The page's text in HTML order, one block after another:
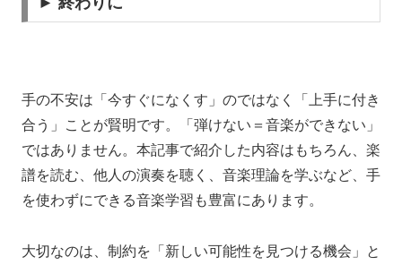
手の不安は 「今すぐになくす」のではなく「上手に付き
合う」
ことが賢明です。「弾けない＝音楽ができない」
ではありません。本記事で紹介した内容はもちろん、楽
譜を読む、他人の演奏を聴く、音楽理論を学ぶなど、手
を使わずにできる音楽学習も豊富にあります。
大切なのは、制約を「 新しい可能性を見つける機会」と